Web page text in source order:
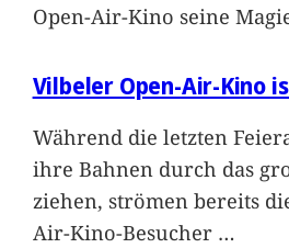
Open-Air-Kino seine
Vilbeler Open-Air-Kino
Während die letzten
ihre Bahnen durch das
ziehen, strömen bereits
Air-Kino-Besucher …